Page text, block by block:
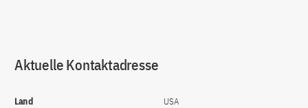
Aktuelle Kontaktadresse
Land USA